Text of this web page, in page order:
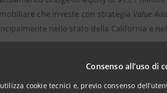
Consenso all'uso di
cookie tecnici e, previo consenso
che investe con strategia Value Add
nello stato della California e
a questo finanziamento l’importo